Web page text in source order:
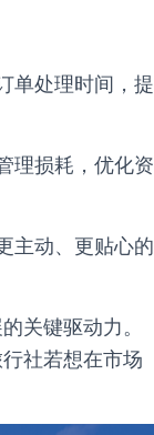
单处理时间，提
理损耗，优化资
主动、更贴心的
关键驱动力。
社若想在市场